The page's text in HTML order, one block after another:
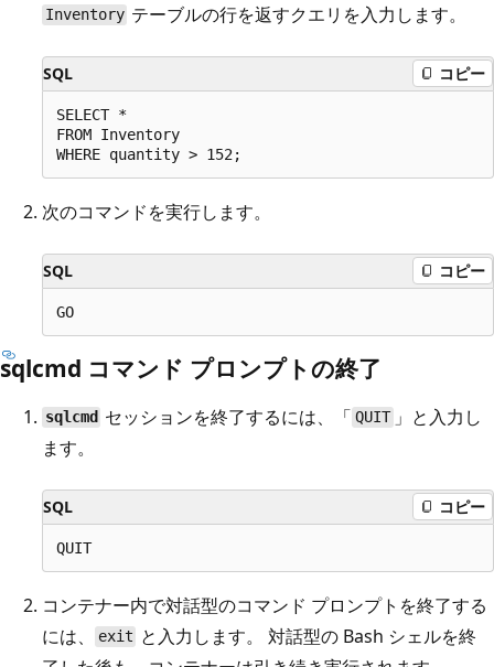
Inventory テーブルの行を返すクエリを入力します。
SQL コピー
SELECT *
FROM Inventory
次のコマンドを実行します。
SQL コピー
sqlcmd コマンド プロンプトの終了
sqlcmd セッションを終了するには、「QUIT」と入力し
ます。
SQL コピー
コンテナー内で対話型のコマンド プロンプトを終了する
には、
exit と入力します。 対話型の Bash シェルを終